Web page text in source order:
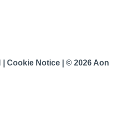
Cookie Notice
© 2026 Aon